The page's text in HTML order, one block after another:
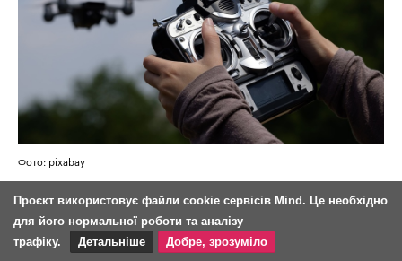
Фото: pixabay
Втім, у віддаленому майбутньому пілотів
дронів, ймовірно, зможе замінити ПЗ. У світі
вже кілька компаній розробляють алгоритми
Проєкт використовує файли cookie сервісів Mind. Це необхідно
для його нормальної роботи та аналізу
трафіку.
Детальніше Добре, зрозуміло